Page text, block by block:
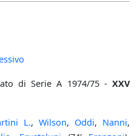
di Serie A 1974/75 -XXV
L., Wilson, Oddi, Nanni,